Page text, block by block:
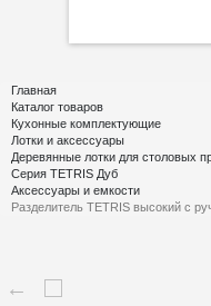
Главная
Каталог товаров
Кухонные комплектующие
Лотки и аксессуары
Деревянные лотки для столовых
Серия TETRIS Дуб
Аксессуары и емкости
Разделитель TETRIS высокий с